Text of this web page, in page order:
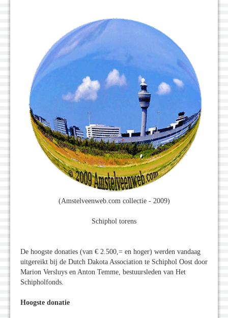
(Amstelveenweb.com collectie - 2009)
Schiphol torens
De hoogste donaties (van € 2.500,= en hoger) werden vandaag
uitgereikt bij de Dutch Dakota Association te Schiphol Oost door
Marion Versluys en Anton Temme, bestuursleden van Het
Schipholfonds.
Hoogste donatie